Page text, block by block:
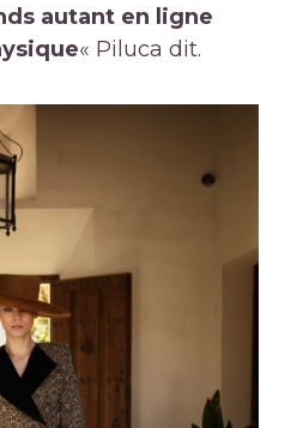
autant en ligne
« Piluca dit.